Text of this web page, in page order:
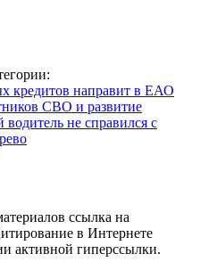
кредитов направит в ЕАО
СВО и развитие
не справился с
ссылка на
в Интернете
активной гиперссылки.